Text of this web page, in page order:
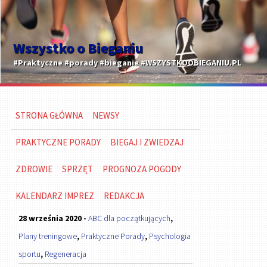
Wszystko o Bieganiu
#Praktyczne #porady #bieganie #WSZYSTKOOBIEGANIU.PL
STRONA GŁÓWNA NEWSY
PRAKTYCZNE PORADY BIEGAJ I ZWIEDZAJ
ZDROWIE SPRZĘT PROGNOZA POGODY
KALENDARZ IMPREZ REDAKCJA
28 września 2020 - ABC dla początkujących,
Plany treningowe, Praktyczne Porady, Psychologia
sportu, Regeneracja